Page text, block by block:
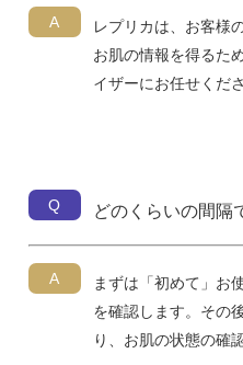
A
レプリカは、お客様
お肌の情報を得るた
イザーにお任せくださ
Q どのくらいの間隔
A
まずは「初めて」お
を確認します。その
り、お肌の状態の確